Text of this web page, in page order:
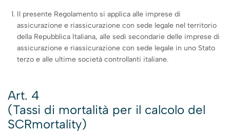
Il presente Regolamento si applica alle imprese di
assicurazione e riassicurazione con sede legale nel territorio
della Repubblica Italiana, alle sedi secondarie delle imprese di
assicurazione e riassicurazione con sede legale in uno Stato
terzo e alle ultime società controllanti italiane.
Art. 4
(Tassi di mortalità per il calcolo del
SCRmortality)